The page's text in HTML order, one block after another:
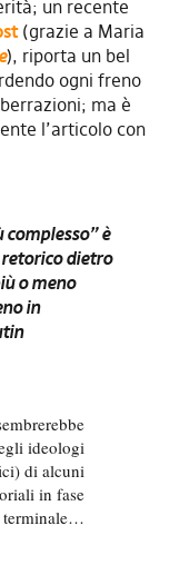
un recente
(grazie a Maria
), riporta un bel
ogni freno
ma è
l’articolo con
complesso” è
retoricodietro
o meno
in
ideologi
di alcuni
in fase
terminale…